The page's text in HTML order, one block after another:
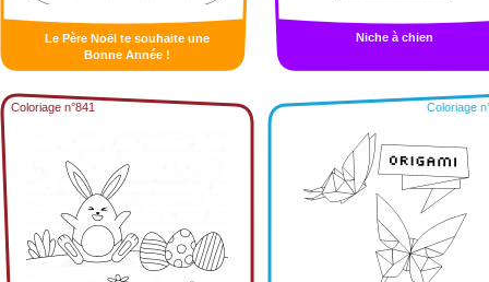
Le Père Noël te souhaite une
Bonne Année !
Niche à chien
Coloriage n°841 Coloriage